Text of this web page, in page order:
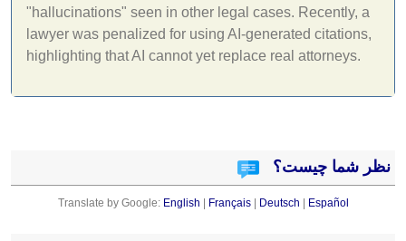
"hallucinations" seen in other legal cases. Recently, a
lawyer was penalized for using AI-generated citations,
highlighting that AI cannot yet replace real attorneys.
نظر شما چیست؟
Translate by Google: English Français| Deutsch Español